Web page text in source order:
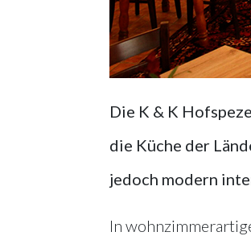
Die K & K
die Küche der
jedoch modern
In